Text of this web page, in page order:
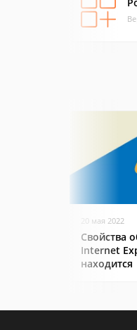
20 мая 2022
Свойства
Internet
находится